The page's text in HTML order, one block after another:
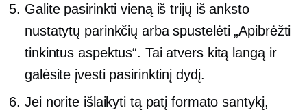
Galite pasirinkti vieną iš trijų iš anksto
nustatytų parinkčių arba spustelėti „Apibrėžti
tinkintus aspektus“. Tai atvers kitą langą ir
galėsite įvesti pasirinktinį dydį.
Jei norite išlaikyti tą patį formato santykį,